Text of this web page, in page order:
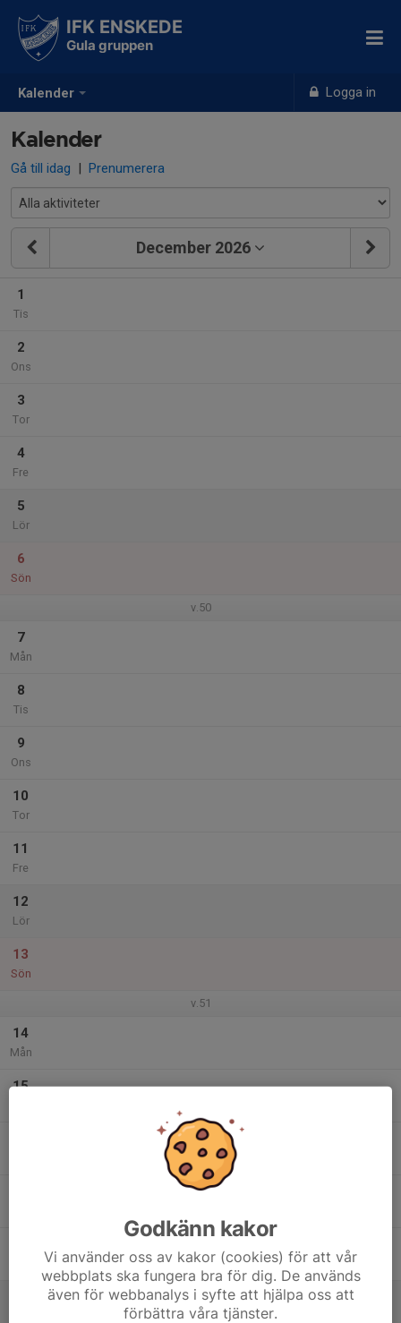
Kalender Logga in
IFK ENSKEDE
Gula gruppen
Kalender
Gå till idag | Prenumerera
December 2026
1
Tis
2
Ons
3
Tor
4
Fre
5
Lör
6
Sön
v.50
7
Mån
8
Tis
9
Ons
10
Tor
11
Fre
12
Lör
13
Sön
v.51
14
Mån
15
Godkänn kakor
Vi använder oss av kakor (cookies) för att vår
webbplats ska fungera bra för dig. De används
även för webbanalys i syfte att hjälpa oss att
förbättra våra tjänster.